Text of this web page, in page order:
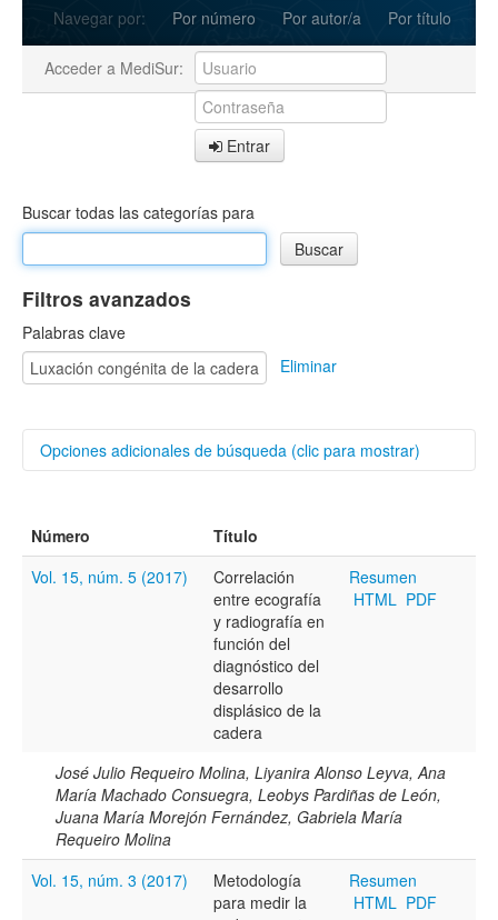
Navegar por: Por número Por autor/a Por título
Acceder a MediSur:
Entrar
Buscar todas las categorías para
Filtros avanzados
Palabras clave
Eliminar
Opciones adicionales de búsqueda (clic para mostrar)
Autores/as
Texto completo
Archivo(s) adicional(es)
Número
Título
Vol. 15, núm. 5 (2017)
Correlación
entre ecografía
y radiografía en
función del
diagnóstico del
desarrollo
displásico de la
cadera
Resumen
HTML PDF
José Julio Requeiro Molina, Liyanira Alonso Leyva, Ana
María Machado Consuegra, Leobys Pardiñas de León,
Juana María Morejón Fernández, Gabriela María
Requeiro Molina
Vol. 15, núm. 3 (2017)
Metodología
para medir la
Resumen
HTML PDF